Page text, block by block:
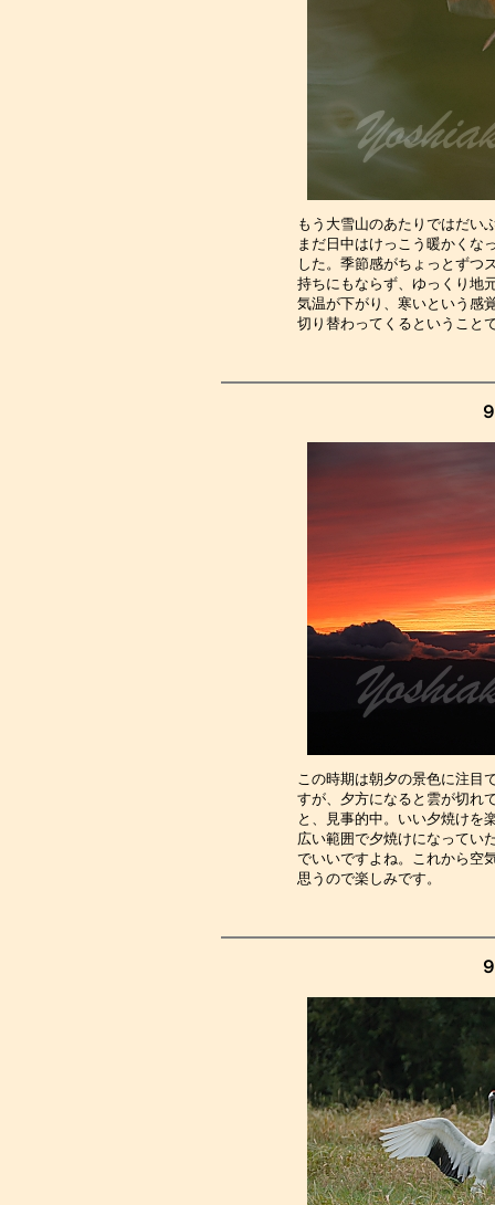
もう大雪山のあたりではだい
まだ日中はけっこう暖かくな
した。季節感がちょっとずつ
持ちにもならず、ゆっくり地
気温が下がり、寒いという感
切り替わってく
この時期は朝夕の景色に注目
すが、夕方になると雲が切れ
と、見事的中。いい夕焼けを
広い範囲で夕焼けになってい
でいいですよね。これから空
思うの